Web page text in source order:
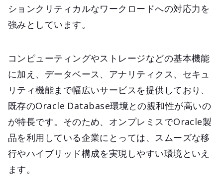
ションクリティカルなワークロードへの対応力を
強みとしています。
コンピューティングやストレージなどの基本機能
に加え、データベース、アナリティクス、セキュ
リティ機能まで幅広いサービスを提供しており、
既存のOracle Database環境との親和性が高いの
が特長です。そのため、オンプレミスでOracle製
品を利用している企業にとっては、スムーズな移
行やハイブリッド構成を実現しやすい環境といえ
ます。